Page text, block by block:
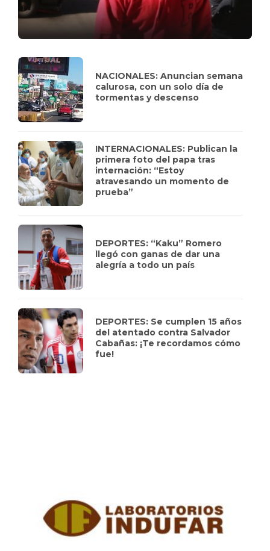
NACIONALES: Anuncian semana
calurosa, con un solo día de
tormentas y descenso
INTERNACIONALES: Publican la
primera foto del papa tras
internación: “Estoy
atravesando un momento de
prueba”
DEPORTES: “Kaku” Romero
llegó con ganas de dar una
alegría a todo un país
DEPORTES: Se cumplen 15 años
del atentado contra Salvador
Cabañas: ¡Te recordamos cómo
fue!